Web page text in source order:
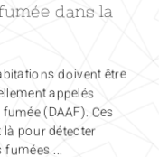
dans la
doivent être
appelés
(DAAF). Ces
pour détecter
...